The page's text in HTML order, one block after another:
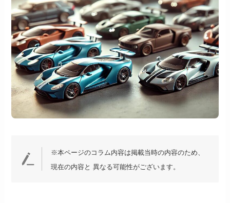
※本ページのコラム内容は掲載当時の内容のため、
現在の内容と 異なる可能性がございます。